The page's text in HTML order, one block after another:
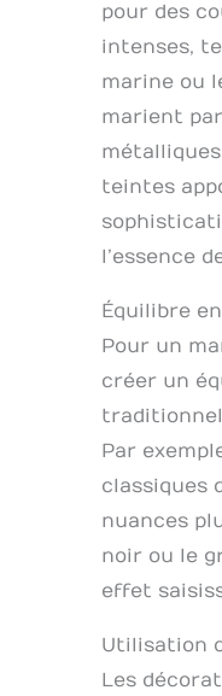
pour des
intenses,
marine ou
marient
teintes
l’essence
Équilibre
Pour un
créer un
Par
classiques
nuances
noir ou le
effet
Utilisation
Les